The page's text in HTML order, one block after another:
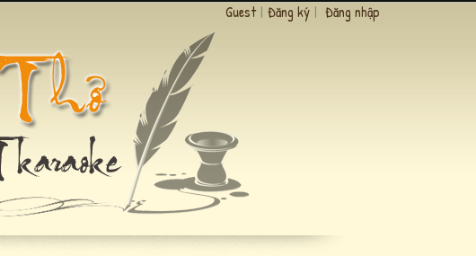
Guest | Đăng ký | Đăng nhập